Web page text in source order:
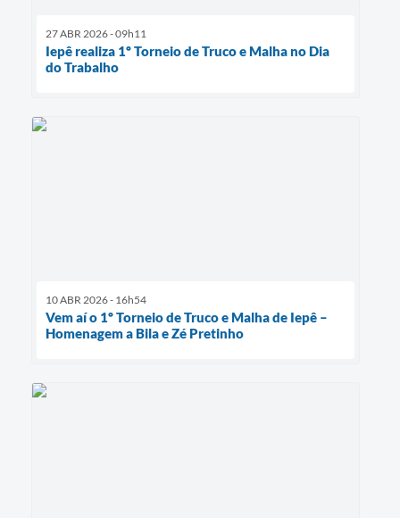
27 ABR 2026 - 09h11
Iepê realiza 1º Torneio de Truco e Malha no Dia
do Trabalho
10 ABR 2026 - 16h54
Vem aí o 1º Torneio de Truco e Malha de Iepê –
Homenagem a Bila e Zé Pretinho